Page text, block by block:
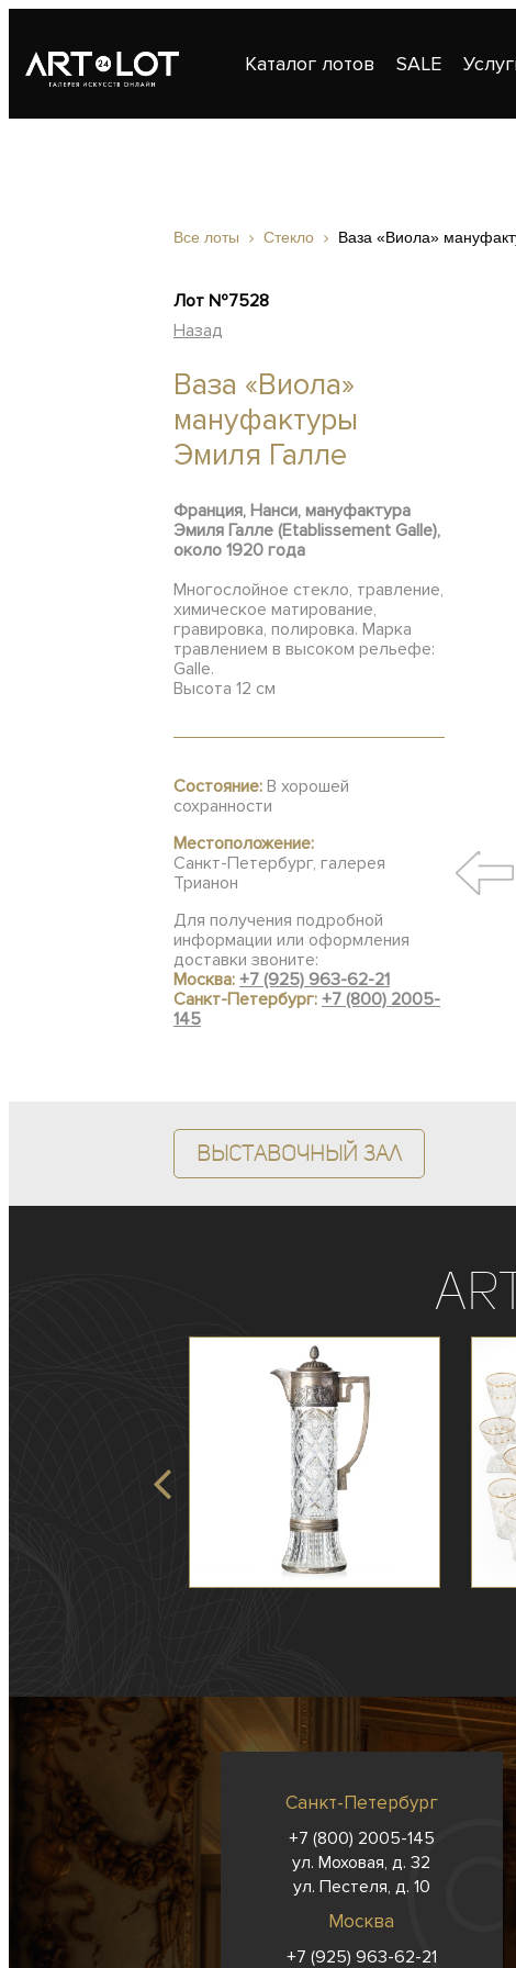
Каталог лотов SALE
Все лоты Стекло Ваза «Виола»
Лот №7528
Назад
Ваза «Виола»
мануфактуры
Эмиля Галле
Франция, Нанси, мануфактура
Эмиля Галле (Etablissement Galle),
около 1920 года
Многослойное стекло, травление,
химическое матирование,
гравировка, полировка. Марка
травлением в высоком рельефе:
Galle.
Высота 12 см
Состояние: В хорошей
сохранности
Местоположение:
Санкт-Петербург, галерея
Трианон
Для получения подробной
информации или оформления
доставки звоните:
Москва: +7 (925) 963-62-21
Санкт-Петербург: +7 (800) 2005-
145
Выставочный зал
Санкт-Петербург
+7 (800) 2005-145
ул. Моховая, д. 32
ул. Пестеля, д. 10
Москва
+7 (925) 963-62-21